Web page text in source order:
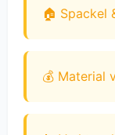
🏠 Spackel
💰 Material